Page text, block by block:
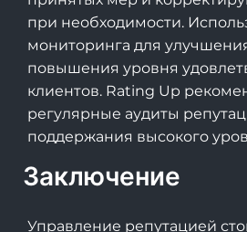
при необходимости.
мониторинга для
повышения уровня
клиентов. Rating Up
регулярные аудиты
поддержания высокого
Заключение
Управление репутацией